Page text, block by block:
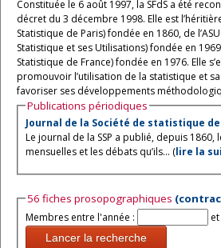
Constituée le 6 août 1997, la SFdS a été
décret du 3 décembre 1998. Elle est
Statistique de Paris) fondée en 1860, de
Statistique et ses Utilisations) fondée en
Statistique de France) fondée en 1976. Elle
promouvoir l’utilisation de la statistique et
favoriser ses développements
Publications périodiques
Journal de la Société de statistique
Le journal de la SSP a publié, depuis 1860,
mensuelles et les débats qu’ils... (lire la
56 fiches prosopographiques
Membres entre l'année :
Lancer la recherche